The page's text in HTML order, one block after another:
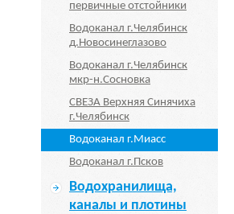
первичные отстойники
Водоканал г.Челябинск
д.Новосинеглазово
Водоканал г.Челябинск
мкр-н.Сосновка
СВЕЗА Верхняя Синячиха
г.Челябинск
Водоканал г.Миасс
Водоканал г.Псков
Водохранилища,
каналы и плотины